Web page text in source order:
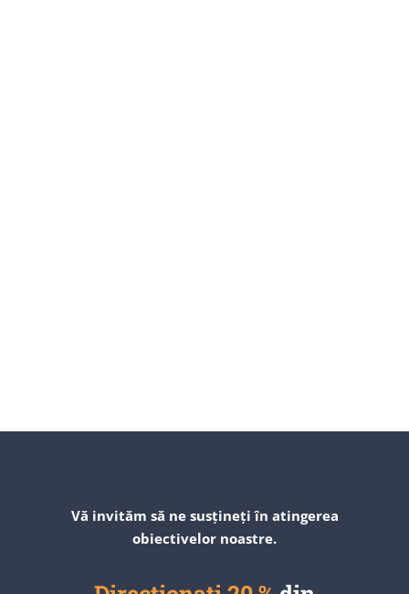
Vă invităm să ne susțineți în atingerea
obiectivelor noastre.